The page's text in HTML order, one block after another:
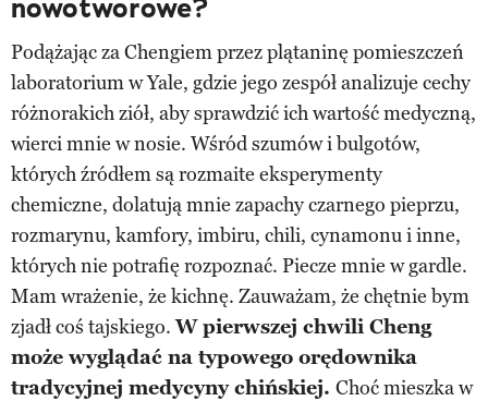
nowotworowe?
Podążając za Chengiem przez plątaninę pomieszczeń
laboratorium w Yale, gdzie jego zespół analizuje cechy
różnorakich ziół, aby sprawdzić ich wartość medyczną,
wierci mnie w nosie. Wśród szumów i bulgotów,
których źródłem są rozmaite eksperymenty
chemiczne, dolatują mnie zapachy czarnego pieprzu,
rozmarynu, kamfory, imbiru, chili, cynamonu i inne,
których nie potrafię rozpoznać. Piecze mnie w gardle.
Mam wrażenie, że kichnę. Zauważam, że chętnie bym
zjadł coś tajskiego.W pierwszej chwili Cheng
może wyglądać na typowego orędownika
tradycyjnej medycyny chińskiej. Choć mieszka w